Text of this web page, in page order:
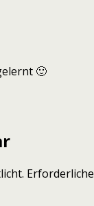
🙂
Erforderliche